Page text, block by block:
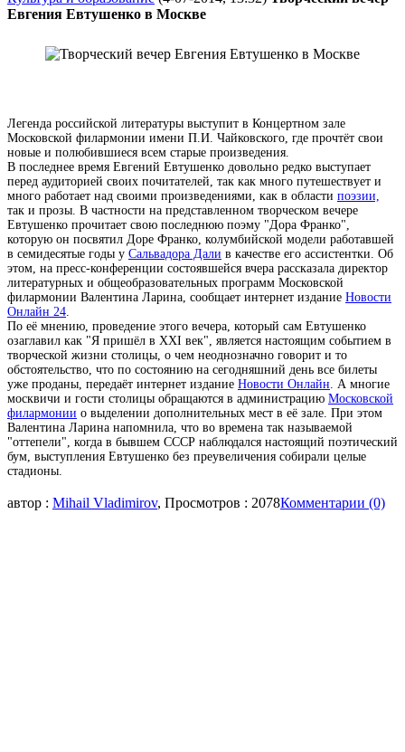
Евгения Евтушенко в Москве
Легенда российской литературы выступит в Концертном зале
Московской филармонии имени П.И. Чайковского, где прочтёт свои
новые и полюбившиеся всем старые произведения.
В последнее время Евгений Евтушенко довольно редко выступает
перед аудиторией своих почитателей, так как много путешествует и
много работает над своими произведениями, как в области поэзии,
так и прозы. В частности на представленном творческом вечере
Евтушенко прочитает свою последнюю поэму "Дора Франко",
которую он посвятил Доре Франко, колумбийской модели работавшей
в семидесятые годы у Сальвадора Дали в качестве его ассистентки. Об
этом, на пресс-конференции состоявшейся вчера рассказала директор
литературных и общеобразовательных программ Московской
филармонии Валентина Ларина, сообщает интернет издание Новости
Онлайн 24.
По её мнению, проведение этого вечера, который сам Евтушенко
озаглавил как "Я пришёл в XXI век", является настоящим событием в
творческой жизни столицы, о чем неоднозначно говорит и то
обстоятельство, что по состоянию на сегодняшний день все билеты
уже проданы, передаёт интернет издание Новости Онлайн. А многие
москвичи и гости столицы обращаются в администрацию Московской
филармонии о выделении дополнительных мест в её зале. При этом
Валентина Ларина напомнила, что во времена так называемой
"оттепели", когда в бывшем СССР наблюдался настоящий поэтический
бум, выступления Евтушенко без преувеличения собирали целые
стадионы.
автор : Mihail Vladimirov, Просмотров : 2078Комментарии (0)